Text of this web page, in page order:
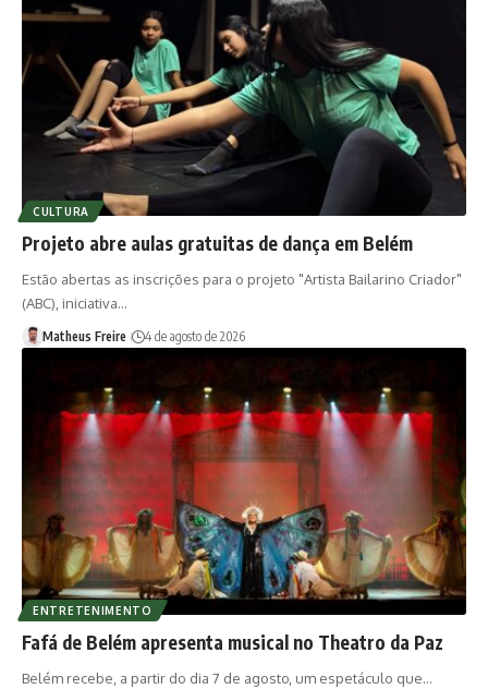
CULTURA
Projeto abre aulas gratuitas de dança em Belém
Estão abertas as inscrições para o projeto "Artista Bailarino Criador"
(ABC), iniciativa…
Matheus Freire 4 de agosto de 2026
ENTRETENIMENTO
Fafá de Belém apresenta musical no Theatro da Paz
Belém recebe, a partir do dia 7 de agosto, um espetáculo que…